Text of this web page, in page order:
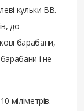
кульки ВВ.
до
барабани,
і не
міліметрів.